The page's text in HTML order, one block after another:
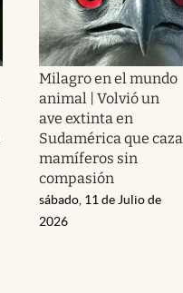
Milagro en el mundo
animal | Volvió un
ave extinta en
Sudamérica que caza
mamíferos sin
compasión
sábado, 11 de Julio de
2026